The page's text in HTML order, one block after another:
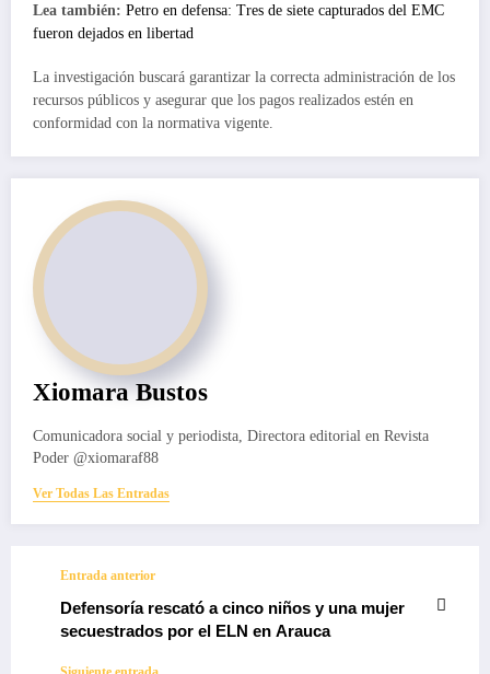
Lea también: Petro en defensa: Tres de siete capturados del EMC
fueron dejados en libertad
La investigación buscará garantizar la correcta administración de los
recursos públicos y asegurar que los pagos realizados estén en
conformidad con la normativa vigente.
Xiomara Bustos
Comunicadora social y periodista, Directora editorial en Revista
Poder @xiomaraf88
Ver Todas Las Entradas
Entrada anterior
Defensoría rescató a cinco niños y una mujer
secuestrados por el ELN en Arauca